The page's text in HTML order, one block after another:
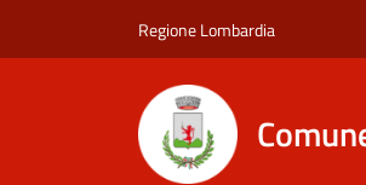
Regione Lombardia